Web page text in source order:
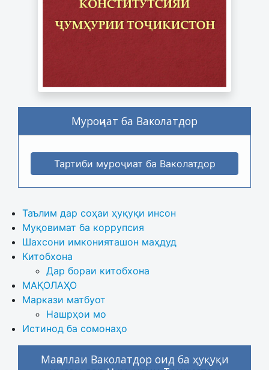
Муроҷиат ба Ваколатдор
Тартиби муроҷиат ба Ваколатдор
Таълим дар соҳаи ҳуқуқи инсон
Муқовимат ба коррупсия
Шахсони имконияташон маҳдуд
Китобхона
Дар бораи китобхона
МАҚОЛАҲО
Маркази матбуот
Нашрҳои мо
Истинод ба сомонаҳо
Маҷаллаи Ваколатдор оид ба ҳуқуқи